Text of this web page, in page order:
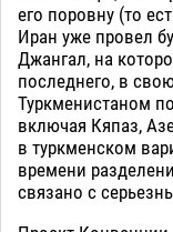
его поровну (то
Иран уже провел
Джангал, на
последнего, в
Туркменистаном
включая Кяпаз,
в туркменском
времени
связано с